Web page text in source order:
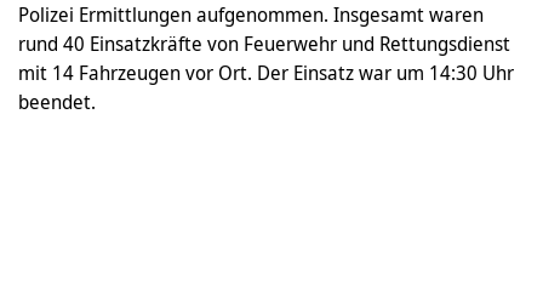
Polizei Ermittlungen aufgenommen. Insgesamt waren
rund 40 Einsatzkräfte von Feuerwehr und Rettungsdienst
mit 14 Fahrzeugen vor Ort. Der Einsatz war um 14:30 Uhr
beendet.